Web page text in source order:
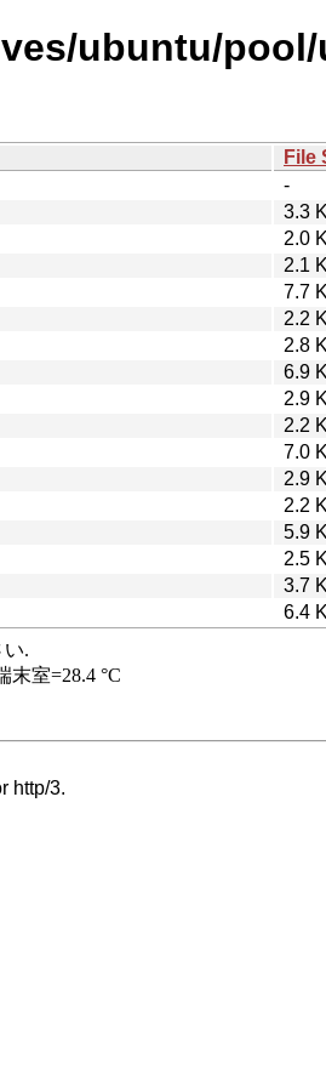
ubuntu/
File
-
3.3
2.0
2.1
7.7
2.2
2.8
6.9
2.9
2.2
7.0
2.9
2.2
5.9
2.5
3.7
6.4
http/3.